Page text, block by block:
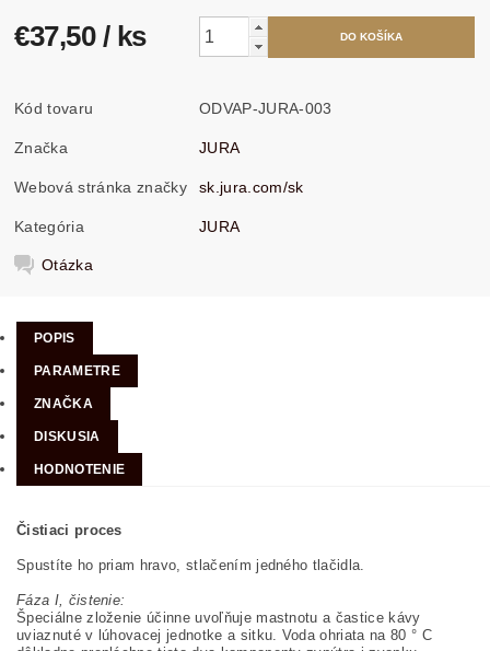
€37,50 / ks
Kód tovaru ODVAP-JURA-003
Značka JURA
Webová stránka značky sk.jura.com/sk
Kategória JURA
Otázka
POPIS
PARAMETRE
ZNAČKA
DISKUSIA
HODNOTENIE
Čistiaci proces
Spustíte ho priam hravo, stlačením jedného tlačidla.
Fáza I, čistenie:
Špeciálne zloženie účinne uvoľňuje mastnotu a častice kávy
uviaznuté v lúhovacej jednotke a sitku. Voda ohriata na 80 ° C